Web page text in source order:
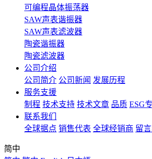
可编程晶体振荡器
SAW声表谐振器
SAW声表滤波器
陶瓷谐振器
陶瓷滤波器
公司介绍
公司简介 公司新闻 发展历程
服务支援
制程 技术支持 技术文章 品质 ESG
联系我们
全球据点 销售代表 全球经销商 留
简中